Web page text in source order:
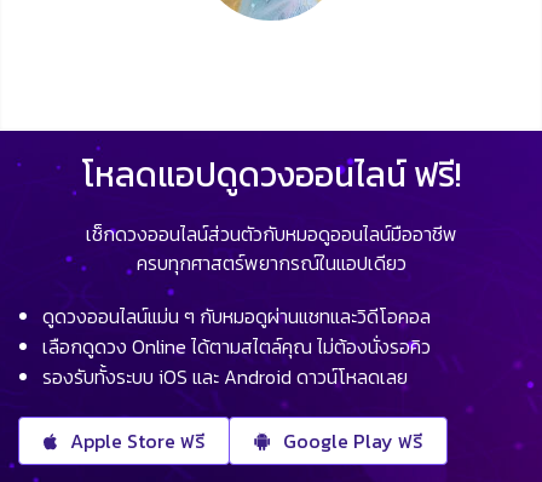
โหลดแอปดูดวงออนไลน์ ฟรี!
เช็กดวงออนไลน์ส่วนตัวกับหมอดูออนไลน์มืออาชีพ
ครบทุกศาสตร์พยากรณ์ในแอปเดียว
ดูดวงออนไลน์แม่น ๆ กับหมอดูผ่านแชทและวิดีโอคอล
เลือกดูดวง Online ได้ตามสไตล์คุณ ไม่ต้องนั่งรอคิว
รองรับทั้งระบบ iOS และ Android ดาวน์โหลดเลย
Apple Store ฟรี Google Play ฟรี